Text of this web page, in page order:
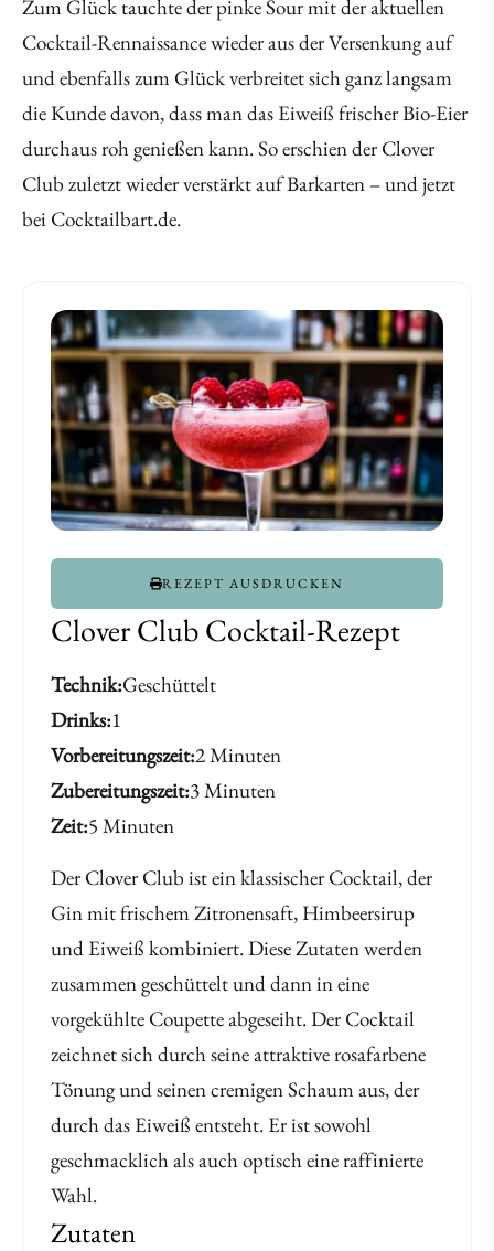
Zum Glück tauchte der pinke Sour mit der aktuellen
Cocktail-Rennaissance wieder aus der Versenkung auf
und ebenfalls zum Glück verbreitet sich ganz langsam
die Kunde davon, dass man das Eiweiß frischer Bio-Eier
durchaus roh genießen kann. So erschien der Clover
Club zuletzt wieder verstärkt auf Barkarten – und jetzt
bei Cocktailbart.de.
Clover Club Cocktail-Rezept
Technik Geschüttelt
Drinks 1
Vorbereitungszeit 2 Minuten
Zubereitungszeit 3 Minuten
Zeit 5 Minuten
Der Clover Club ist ein klassischer Cocktail, der
Gin mit frischem Zitronensaft, Himbeersirup
und Eiweiß kombiniert. Diese Zutaten werden
zusammen geschüttelt und dann in eine
vorgekühlte Coupette abgeseiht. Der Cocktail
zeichnet sich durch seine attraktive rosafarbene
Tönung und seinen cremigen Schaum aus, der
durch das Eiweiß entsteht. Er ist sowohl
geschmacklich als auch optisch eine raffinierte
Wahl.
REZEPT AUSDRUCKEN
Zutaten